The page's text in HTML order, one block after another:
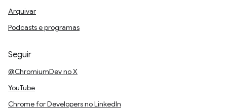
Arquivar
Podcasts e programas
Seguir
@ChromiumDev no X
YouTube
Chrome for Developers no LinkedIn